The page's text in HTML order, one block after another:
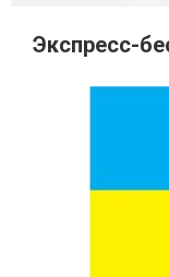
Экспресс-